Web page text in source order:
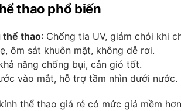
thao phổ biến
thể thao: Chống tia UV, giảm chói khi
ôm sát khuôn mặt, không dễ rơi.
năng chống bụi, cản gió tốt.
vào mắt, hỗ trợ tầm nhìn dưới nước.
thể thao giá rẻ có mức giá mềm